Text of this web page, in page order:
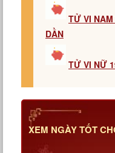
TỬ VI
DẦN
TỬ VI NỮ
XEM NGÀY TỐT